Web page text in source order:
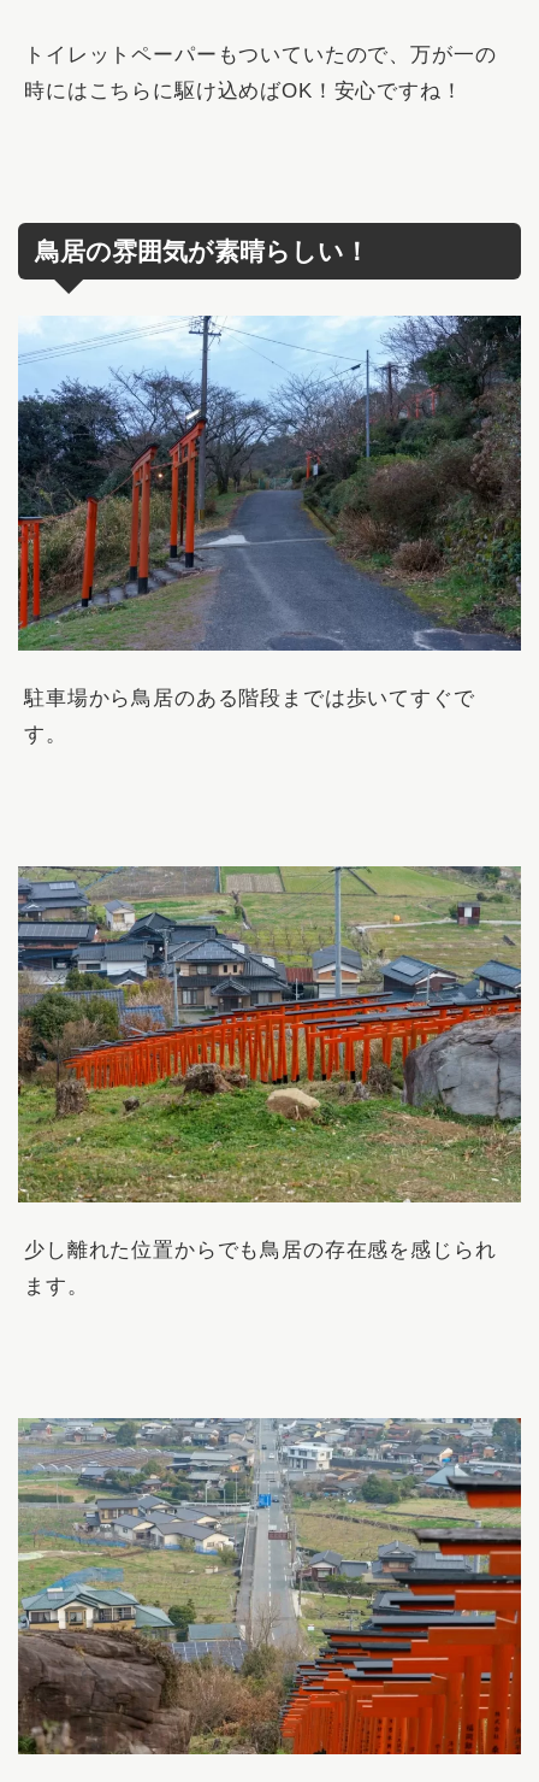
トイレットペーパーもついていたので、万が一の
時にはこちらに駆け込めばOK！安心ですね！
鳥居の雰囲気が素晴らしい！
駐車場から鳥居のある階段までは歩いてすぐで
す。
少し離れた位置からでも鳥居の存在感を感じられ
ます。